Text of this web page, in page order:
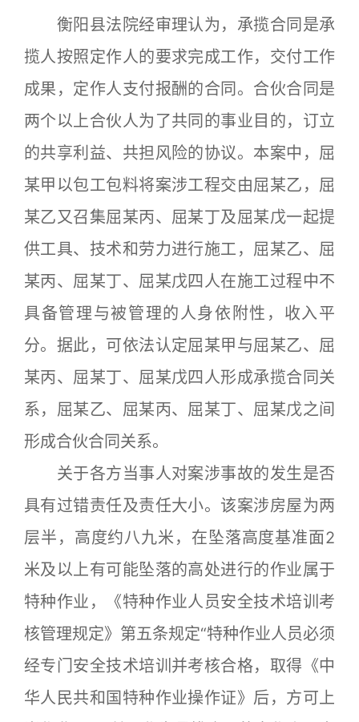
衡阳县法院经审理认为，承揽合同是承
揽人按照定作人的要求完成工作，交付工作
成果，定作人支付报酬的合同。合伙合同是
两个以上合伙人为了共同的事业目的，订立
的共享利益、共担风险的协议。本案中，屈
某甲以包工包料将案涉工程交由屈某乙，屈
某乙又召集屈某丙、屈某丁及屈某戊一起提
供工具、技术和劳力进行施工，屈某乙、屈
某丙、屈某丁、屈某戊四人在施工过程中不
具备管理与被管理的人身依附性，收入平
分。据此，可依法认定屈某甲与屈某乙、屈
某丙、屈某丁、屈某戊四人形成承揽合同关
系，屈某乙、屈某丙、屈某丁、屈某戊之间
形成合伙合同关系。
关于各方当事人对案涉事故的发生是否
具有过错责任及责任大小。该案涉房屋为两
层半，高度约八九米，在坠落高度基准面2
米及以上有可能坠落的高处进行的作业属于
特种作业，《特种作业人员安全技术培训考
核管理规定》第五条规定“特种作业人员必须
经专门安全技术培训并考核合格，取得《中
华人民共和国特种作业操作证》后，方可上